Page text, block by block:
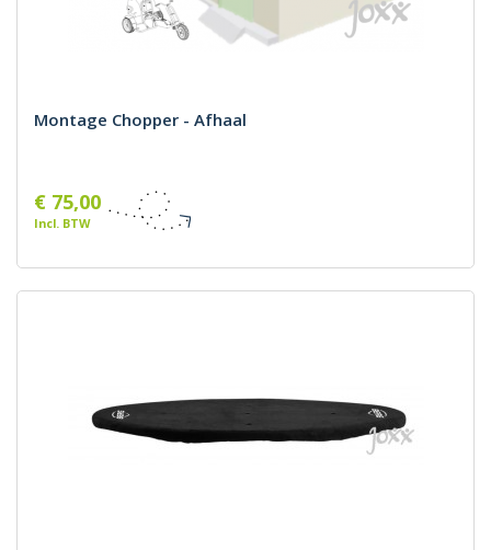
Montage Chopper - Afhaal
€ 75,00
Incl. BTW